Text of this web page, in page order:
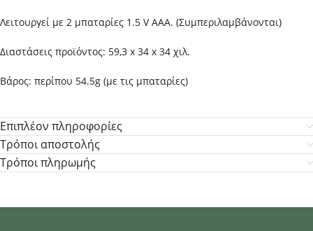
Λειτουργεί με 2 μπαταρίες 1.5 V AAA. (Συμπεριλαμβάνονται)
Διαστάσεις προϊόντος: 59,3 x 34 x 34 χιλ.
Βάρος: περίπου 54.5g (με τις μπαταρίες)
Επιπλέον πληροφορίες
Τρόποι αποστολής
Τρόποι πληρωμής